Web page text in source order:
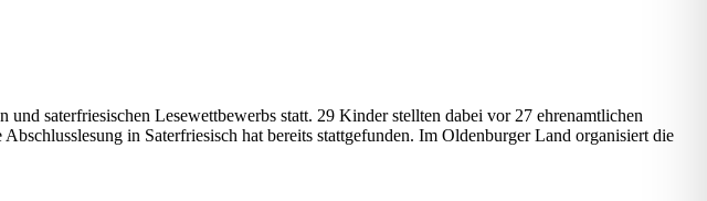
saterfriesischen Lesewettbewerbs statt. 29 Kinder stellten dabei vor 27 ehrenamtlichen
in Saterfriesisch hat bereits stattgefunden. Im Oldenburger Land organisiert die